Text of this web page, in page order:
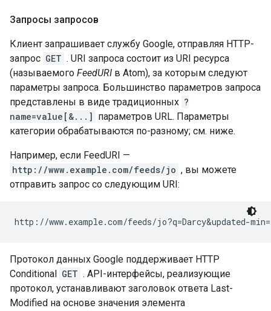
Запросы запросов
Клиент запрашивает службу Google, отправляя HTTP-
запрос GET . URI запроса состоит из URI ресурса
(называемого FeedURI в Atom), за которым следуют
параметры запроса. Большинство параметров запроса
представлены в виде традиционных ?
name=value[&...] параметров URL. Параметры
категории обрабатываются по-разному; см. ниже.
Например, если FeedURI —
http://www.example.com/feeds/jo , вы можете
отправить запрос со следующим URI:
Протокол данных Google поддерживает HTTP
Conditional GET . API-интерфейсы, реализующие
протокол, устанавливают заголовок ответа Last-
Modified на основе значения элемента